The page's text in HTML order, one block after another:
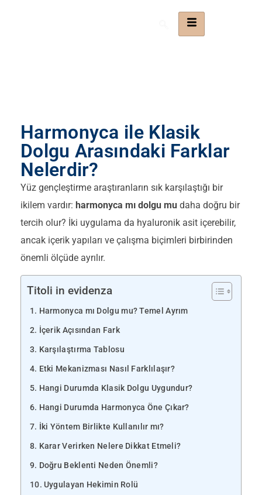
Harmonyca ile Klasik
Dolgu Arasındaki Farklar
Nelerdir?
Yüz gençleştirme araştıranların sık karşılaştığı bir
ikilem vardır: harmonyca mı dolgu mu daha doğru bir
tercih olur? İki uygulama da hyaluronik asit içerebilir,
ancak içerik yapıları ve çalışma biçimleri birbirinden
önemli ölçüde ayrılır.
Titoli in evidenza
Harmonyca mı Dolgu mu? Temel Ayrım
İçerik Açısından Fark
Karşılaştırma Tablosu
Etki Mekanizması Nasıl Farklılaşır?
Hangi Durumda Klasik Dolgu Uygundur?
Hangi Durumda Harmonyca Öne Çıkar?
İki Yöntem Birlikte Kullanılır mı?
Karar Verirken Nelere Dikkat Etmeli?
Doğru Beklenti Neden Önemli?
Uygulayan Hekimin Rolü